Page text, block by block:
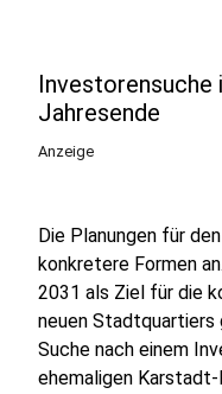
Investorensuche
Jahresende
Anzeige
Die Planungen für
konkretere Formen
2031 als Ziel für die
neuen
Suche nach einem
ehemaligen